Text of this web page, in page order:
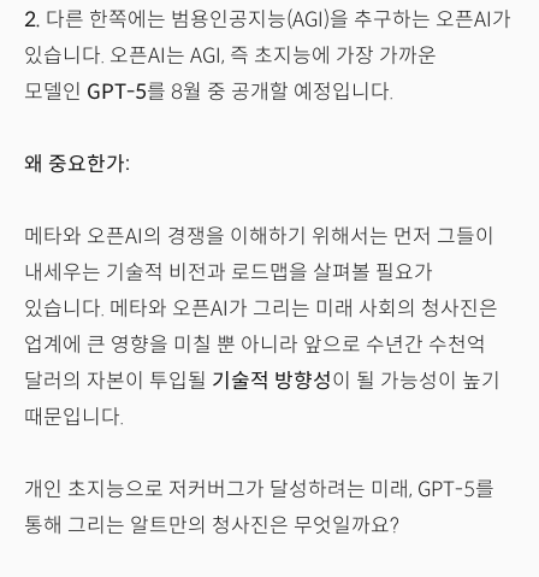
2. 다른 한쪽에는 범용인공지능(AGI)을 추구하는 오픈AI가
있습니다. 오픈AI는 AGI, 즉 초지능에 가장 가까운
모델인 GPT-5를 8월 중 공개할 예정입니다.
왜 중요한가:
메타와 오픈AI의 경쟁을 이해하기 위해서는 먼저 그들이
내세우는 기술적 비전과 로드맵을 살펴볼 필요가
있습니다. 메타와 오픈AI가 그리는 미래 사회의 청사진은
업계에 큰 영향을 미칠 뿐 아니라 앞으로 수년간 수천억
달러의 자본이 투입될 기술적 방향성이 될 가능성이 높기
때문입니다.
개인 초지능으로 저커버그가 달성하려는 미래, GPT-5를
통해 그리는 알트만의 청사진은 무엇일까요?